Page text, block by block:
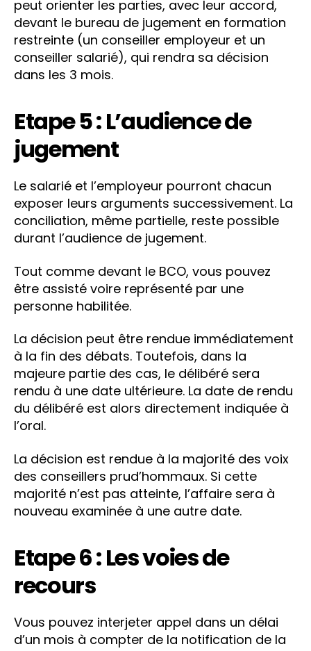
peut orienter les parties, avec leur accord,
devant le bureau de jugement en formation
restreinte (un conseiller employeur et un
conseiller salarié), qui rendra sa décision
dans les 3 mois.
Etape 5 : L’audience de
jugement
Le salarié et l’employeur pourront chacun
exposer leurs arguments successivement. La
conciliation, même partielle, reste possible
durant l’audience de jugement.
Tout comme devant le BCO, vous pouvez
être assisté voire représenté par une
personne habilitée.
La décision peut être rendue immédiatement
à la fin des débats. Toutefois, dans la
majeure partie des cas, le délibéré sera
rendu à une date ultérieure. La date de rendu
du délibéré est alors directement indiquée à
l’oral.
La décision est rendue à la majorité des voix
des conseillers prud’hommaux. Si cette
majorité n’est pas atteinte, l’affaire sera à
nouveau examinée à une autre date.
Etape 6 : Les voies de
recours
Vous pouvez interjeter appel dans un délai
d’un mois à compter de la notification de la